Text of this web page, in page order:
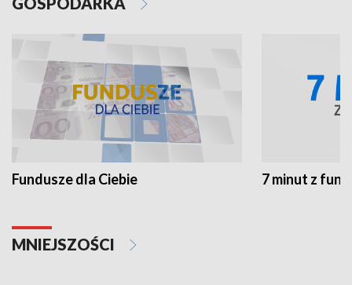
Fundusze dla Ciebie 7 minut z
MNIEJSZOŚCI